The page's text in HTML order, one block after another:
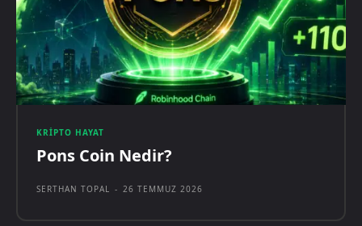
KRIPTO HAYAT
Pons Coin Nedir?
SERTHAN TOPAL - 26 TEMMUZ 2026